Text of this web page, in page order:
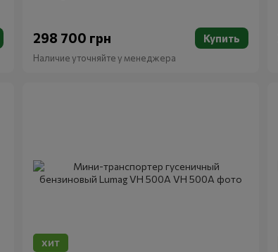
298 700 грн Купить
Наличие уточняйте у менеджера
ХИТ